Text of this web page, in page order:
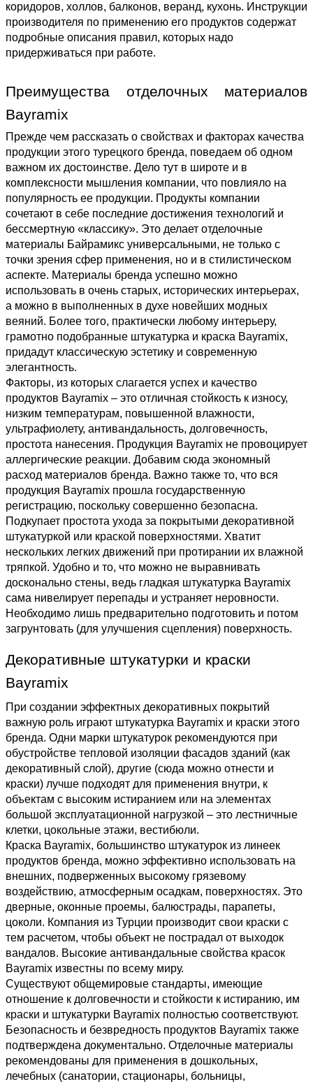
коридоров, холлов, балконов, веранд, кухонь. Инструкции
производителя по применению его продуктов содержат
подробные описания правил, которых надо
придерживаться при работе.
Преимущества отделочных материалов
Bayramix
Прежде чем рассказать о свойствах и факторах качества
продукции этого турецкого бренда, поведаем об одном
важном их достоинстве. Дело тут в широте и в
комплексности мышления компании, что повлияло на
популярность ее продукции. Продукты компании
сочетают в себе последние достижения технологий и
бессмертную «классику». Это делает отделочные
материалы Байрамикс универсальными, не только с
точки зрения сфер применения, но и в стилистическом
аспекте. Материалы бренда успешно можно
использовать в очень старых, исторических интерьерах,
а можно в выполненных в духе новейших модных
веяний. Более того, практически любому интерьеру,
грамотно подобранные штукатурка и краска Bayramix,
придадут классическую эстетику и современную
элегантность.
Факторы, из которых слагается успех и качество
продуктов Bayramix – это отличная стойкость к износу,
низким температурам, повышенной влажности,
ультрафиолету, антивандальность, долговечность,
простота нанесения. Продукция Bayramix не провоцирует
аллергические реакции. Добавим сюда экономный
расход материалов бренда. Важно также то, что вся
продукция Bayramix прошла государственную
регистрацию, поскольку совершенно безопасна.
Подкупает простота ухода за покрытыми декоративной
штукатуркой или краской поверхностями. Хватит
нескольких легких движений при протирании их влажной
тряпкой. Удобно и то, что можно не выравнивать
досконально стены, ведь гладкая штукатурка Bayramix
сама нивелирует перепады и устраняет неровности.
Необходимо лишь предварительно подготовить и потом
загрунтовать (для улучшения сцепления) поверхность.
Декоративные штукатурки и краски
Bayramix
При создании эффектных декоративных покрытий
важную роль играют штукатурка Bayramix и краски этого
бренда. Одни марки штукатурок рекомендуются при
обустройстве тепловой изоляции фасадов зданий (как
декоративный слой), другие (сюда можно отнести и
краски) лучше подходят для применения внутри, к
объектам с высоким истиранием или на элементах
большой эксплуатационной нагрузкой – это лестничные
клетки, цокольные этажи, вестибюли.
Краска Bayramix, большинство штукатурок из линеек
продуктов бренда, можно эффективно использовать на
внешних, подверженных высокому грязевому
воздействию, атмосферным осадкам, поверхностях. Это
дверные, оконные проемы, балюстрады, парапеты,
цоколи. Компания из Турции производит свои краски с
тем расчетом, чтобы объект не пострадал от выходок
вандалов. Высокие антивандальные свойства красок
Bayramix известны по всему миру.
Существуют общемировые стандарты, имеющие
отношение к долговечности и стойкости к истиранию, им
краски и штукатурки Bayramix полностью соответствуют.
Безопасность и безвредность продуктов Bayramix также
подтверждена документально. Отделочные материалы
рекомендованы для применения в дошкольных,
лечебных (санатории, стационары, больницы,